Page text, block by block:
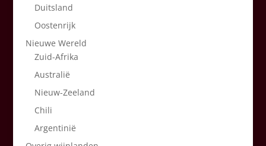
Duitsland
Oostenrijk
Nieuwe Wereld
Zuid-Afrika
Australië
Nieuw-Zeeland
Chili
Argentinië